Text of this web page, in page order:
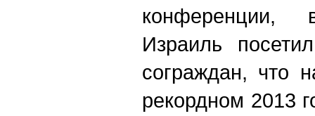
Израиль
сограждан, что
рекордном 2013